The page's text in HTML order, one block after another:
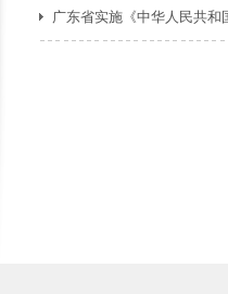
广东省实施《中华人民共和